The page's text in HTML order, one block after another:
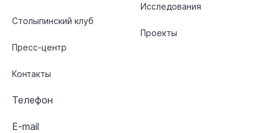
Столыпинский клуб
Пресс-центр
Контакты
Исследования
Проекты
Телефон
E-mail